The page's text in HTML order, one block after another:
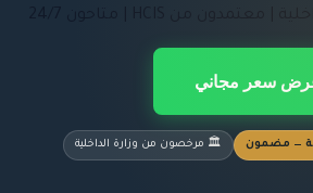
سعر مجاني
🏛️ مرخصون من وزارة الداخلية